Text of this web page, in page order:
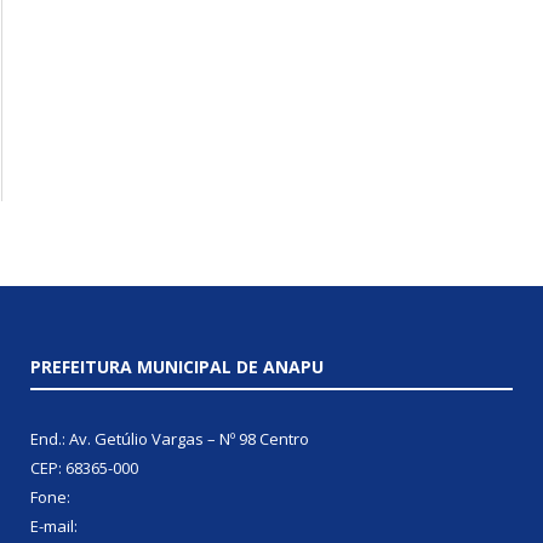
PREFEITURA MUNICIPAL DE ANAPU
End.: Av. Getúlio Vargas – Nº 98 Centro
CEP: 68365-000
Fone:
E-mail: